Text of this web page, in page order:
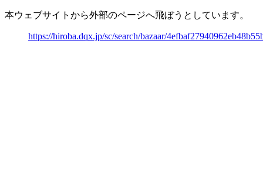
本ウェブサイトから外部のページへ飛ぼうとしています。
https://hiroba.dqx.jp/sc/search/bazaar/